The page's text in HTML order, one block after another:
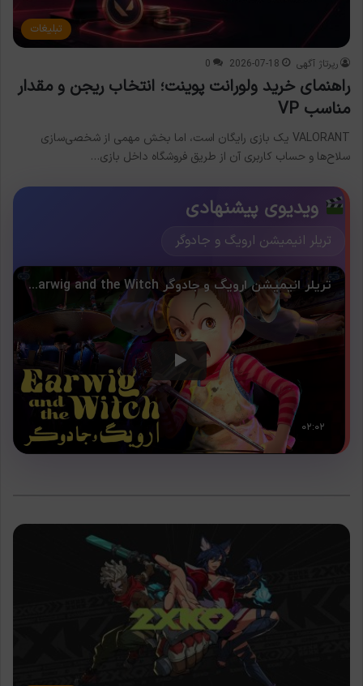
تبلیغات
رپرتاژ آگهی 2026-07-18
0
راهنمای خرید ولورانت پوینت؛ انتخاب ریجن و مقدار
مناسب VP
VALORANT یک بازی رایگان است، اما بخش مهمی از شخصی‌سازی
سلاح‌ها و حساب کاربری آن از طریق فروشگاه داخل بازی…
ویدیوی پیشنهادی
تریلر انیمیشن ارویگ و جادوگر